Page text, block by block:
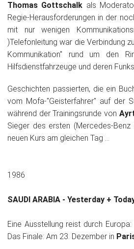
Thomas Gottschalk als
Regie-Herausforderungen in der
mit nur wenigen
)Telefonleitung war die Verbindung
Kommunikation" rund um den
Hilfsdienstfahrzeuge und deren
Geschichten passierten, die ein
vom Mofa-"Geisterfahrer" auf der
während der Trainingsrunde von
Sieger des ersten (Mercedes-
neuen Kurs am gleichen Tag ...
1986
SAUDI ARABIA - Yesterday +
Eine Ausstellung reist durch
Das Finale: Am 23. Dezember in